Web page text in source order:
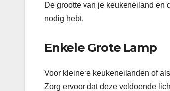
De grootte van je keukeneiland en
nodig hebt.
Enkele Grote Lamp
Voor kleinere keukeneilanden of
Zorg ervoor dat deze voldoende